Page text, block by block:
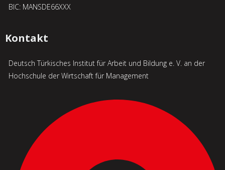
BIC: MANSDE66XXX
Kontakt
Deutsch Türkisches Institut für Arbeit und Bildung e. V. an der
Hochschule der Wirtschaft für Management